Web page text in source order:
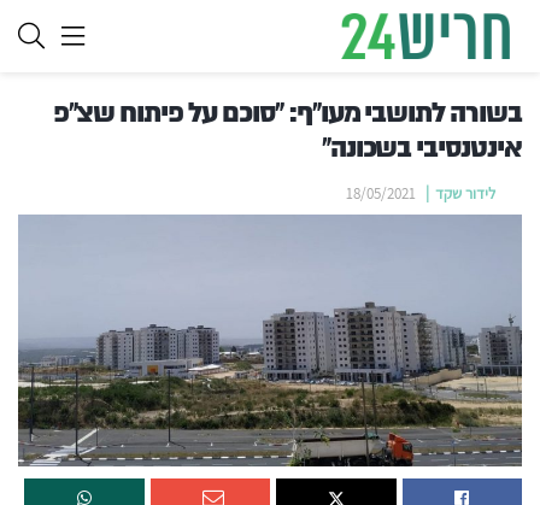
בשורה לתושבי מעו"ף: "סוכם על פיתוח שצ"פ
אינטנסיבי בשכונה"
לידור שקד 18/05/2021